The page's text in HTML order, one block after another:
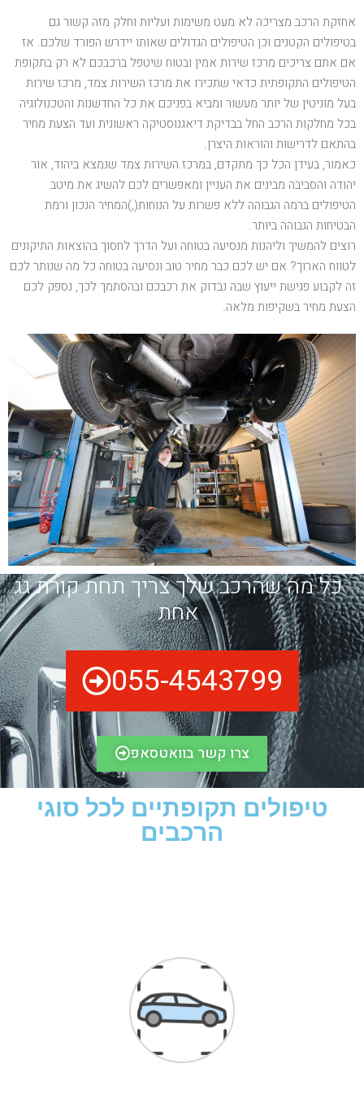
אחזקת הרכב מצריכה לא מעט משימות ועליות וחלק מזה קשור גם
בטיפולים הקטנים וכן הטיפולים הגדולים שאותו יידרש הפורד שלכם. אז
אם אתם צריכים מרכז שירות אמין ובטוח שיטפל ברכבכם לא רק בתקופת
הטיפולים התקופתית כדאי שתכירו את מרכז השירות צמד, מרכז שירות
בעל מוניטין של יותר מעשור ומביא בפניכם את כל החדשנות והטכנולוגיה
בכל מחלקות הרכב החל בבדיקת דיאגנוסטיקה ראשונית ועד הצעת מחיר
בהתאם לדרישות והוראות היצרן.
כאמור, בעידן הכל כך מתקדם, במרכז השירות צמד שנמצא ביהוד, אור
יהודה והסביבה מבינים את העניין ומאפשרים לכם להשיג את מיטב
הטיפולים ברמה הגבוהה ללא פשרות על הנוחות(,)המחיר הנכון ורמת
הבטיחות הגבוהה ביותר.
רוצים להמשיך וליהנות מנסיעה בטוחה ועל הדרך לחסוך בהוצאות התיקונים
לטווח הארוך? אם יש לכם כבר מחיר טוב ונסיעה בטוחה כל מה שנותר לכם
זה לקבוע פגישת ייעוץ שבה נבדוק את רכבכם ובהסתמך לכך, נספק לכם
הצעת מחיר בשקיפות מלאה.
כל מה שהרכב שלך צריך תחת קורת גג
אחת
055-4543799
צרו קשר בוואטסאפ
טיפולים תקופתיים לכל סוגי
הרכבים​